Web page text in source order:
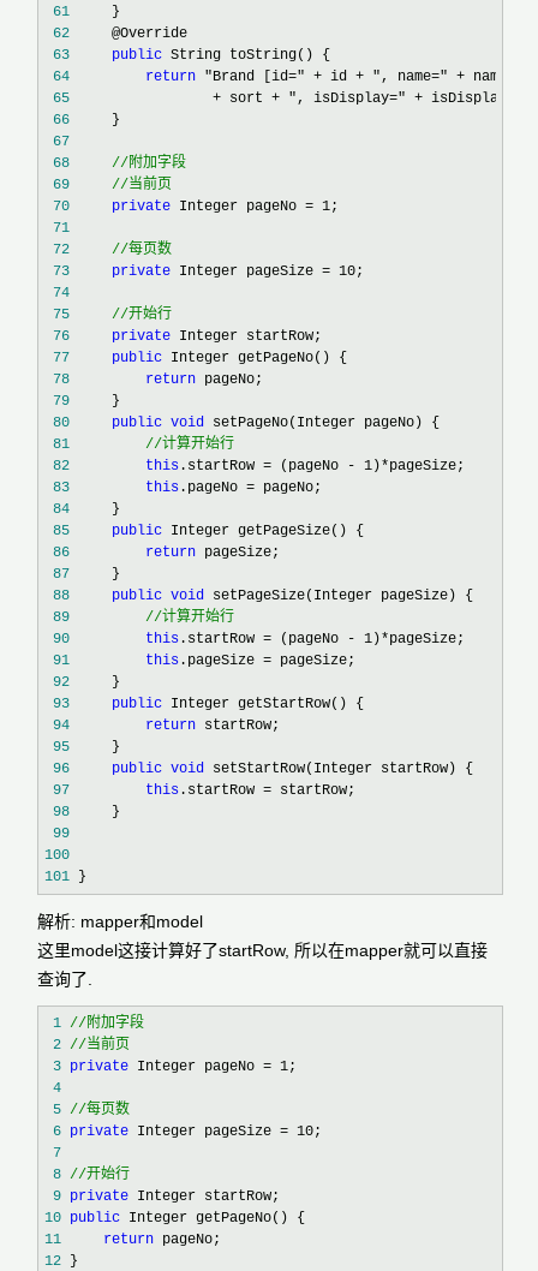
61
62
63
public
64
return
65
+ sort + ", isDisplay=" + isDisplay +
66
67
68
//
69
//当前页
70
private Integer pageNo = 1
71
72
//每页数
73
private Integer pageSize = 10
74
75
//开始行
76
private
77
public
78
return
79
80
public void
81
//计算开始行
82
this .startRow = (pageNo - 1)*
83
this .pageNo =
84
85
public
86
return
87
88
public void
89
//计算开始行
90
this .startRow = (pageNo - 1)*
91
this .pageSize =
92
93
public
94
return
95
96
public void
97
this .startRow =
98
99
100
101 }
解析: mapper和model
这里model这接计算好了startRow, 所以在mapper就可以直接
查询了.
1 //
2 //当前页
3 private Integer pageNo = 1
4
5 //每页数
6 private Integer pageSize = 10
7
8 //开始行
9 private
10 public
11
return
12